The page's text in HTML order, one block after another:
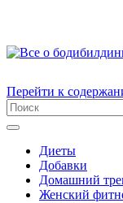
Перейти к
Диеты
Добавки
Домашний
Женский